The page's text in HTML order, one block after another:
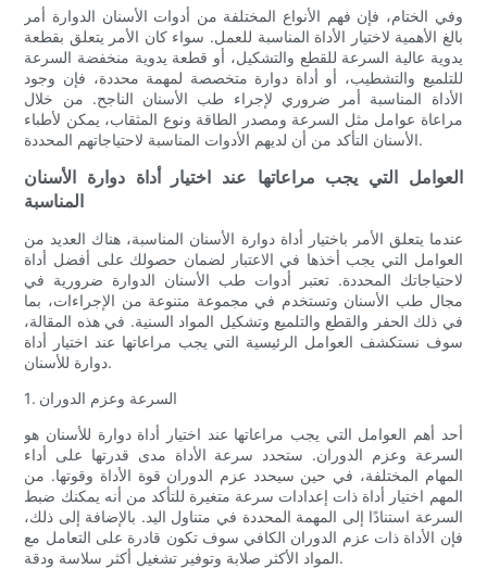
وفي الختام، فإن فهم الأنواع المختلفة من أدوات الأسنان الدوارة أمر
بالغ الأهمية لاختيار الأداة المناسبة للعمل. سواء كان الأمر يتعلق بقطعة
يدوية عالية السرعة للقطع والتشكيل، أو قطعة يدوية منخفضة السرعة
للتلميع والتشطيب، أو أداة دوارة متخصصة لمهمة محددة، فإن وجود
الأداة المناسبة أمر ضروري لإجراء طب الأسنان الناجح. من خلال
مراعاة عوامل مثل السرعة ومصدر الطاقة ونوع المثقاب، يمكن لأطباء
الأسنان التأكد من أن لديهم الأدوات المناسبة لاحتياجاتهم المحددة.
العوامل التي يجب مراعاتها عند اختيار أداة دوارة الأسنان
المناسبة
عندما يتعلق الأمر باختيار أداة دوارة الأسنان المناسبة، هناك العديد من
العوامل التي يجب أخذها في الاعتبار لضمان حصولك على أفضل أداة
لاحتياجاتك المحددة. تعتبر أدوات طب الأسنان الدوارة ضرورية في
مجال طب الأسنان وتستخدم في مجموعة متنوعة من الإجراءات، بما
في ذلك الحفر والقطع والتلميع وتشكيل المواد السنية. في هذه المقالة،
سوف نستكشف العوامل الرئيسية التي يجب مراعاتها عند اختيار أداة
دوارة للأسنان.
1. السرعة وعزم الدوران
أحد أهم العوامل التي يجب مراعاتها عند اختيار أداة دوارة للأسنان هو
السرعة وعزم الدوران. ستحدد سرعة الأداة مدى قدرتها على أداء
المهام المختلفة، في حين سيحدد عزم الدوران قوة الأداة وقوتها. من
المهم اختيار أداة ذات إعدادات سرعة متغيرة للتأكد من أنه يمكنك ضبط
السرعة استنادًا إلى المهمة المحددة في متناول اليد. بالإضافة إلى ذلك،
فإن الأداة ذات عزم الدوران الكافي سوف تكون قادرة على التعامل مع
المواد الأكثر صلابة وتوفير تشغيل أكثر سلاسة ودقة.